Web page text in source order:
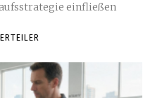
einfließen